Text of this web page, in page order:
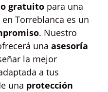
gratuito para una
Torreblanca es un
. Nuestro
una asesoría
la mejor
a tus
una protección